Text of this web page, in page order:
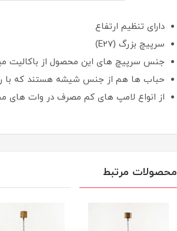
دارای تنظیم ارتفاع
سرپیچ بزرگ (E27)
جنس سرپیچ های این محصول از باکالیت
حباب ها هم از جنس شیشه هستند که با
از انواع لامپ های کم مصرف در وات های
محصولات مرتبط